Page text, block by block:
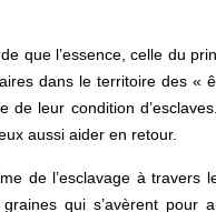
que l’essence, celle du
dans le territoire des «
de leur condition
aussi aider en retour.
de l’esclavage à travers
qui s’avèrent pour